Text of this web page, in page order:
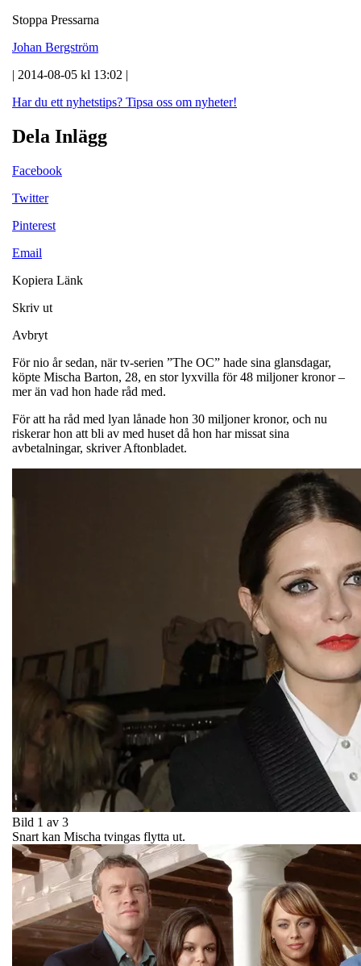
Stoppa Pressarna
Johan Bergström
| 2014-08-05 kl 13:02 |
Har du ett nyhetstips? Tipsa oss om nyheter!
Dela Inlägg
Facebook
Twitter
Pinterest
Email
Kopiera Länk
Skriv ut
Avbryt
För nio år sedan, när tv-serien ”The OC” hade sina glansdagar,
köpte Mischa Barton, 28, en stor lyxvilla för 48 miljoner kronor –
mer än vad hon hade råd med.
För att ha råd med lyan lånade hon 30 miljoner kronor, och nu
riskerar hon att bli av med huset då hon har missat sina
avbetalningar, skriver Aftonbladet.
Bild 1 av 3
Snart kan Mischa tvingas flytta ut.